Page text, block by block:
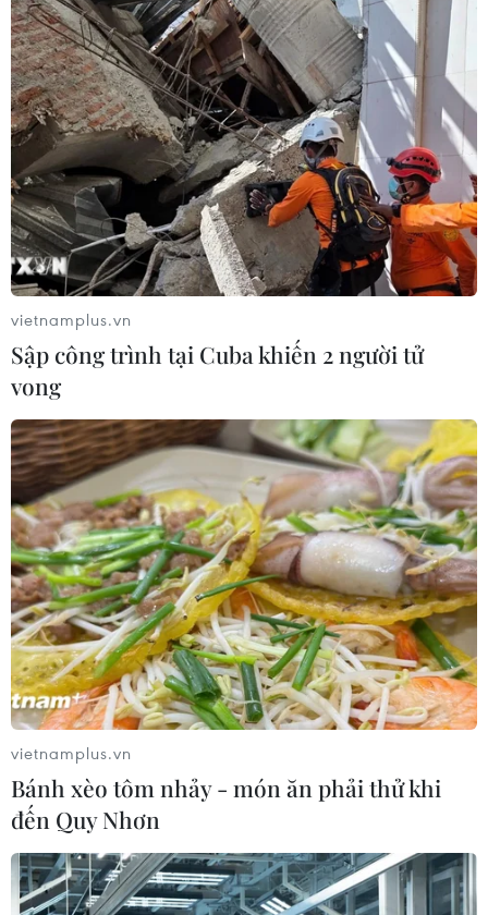
vietnamplus.vn
Sập công trình tại Cuba khiến 2 người tử
vong
vietnamplus.vn
Bánh xèo tôm nhảy - món ăn phải thử khi
đến Quy Nhơn